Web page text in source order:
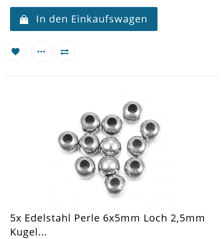
In den Einkaufswagen
5x Edelstahl Perle 6x5mm Loch 2,5mm
Kugel...